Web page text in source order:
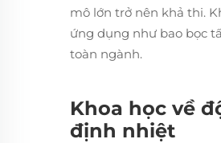
mô lớn trở nên khả thi.
ứng dụng như bao bọc
toàn ngành.
Khoa học về
định nhiệt